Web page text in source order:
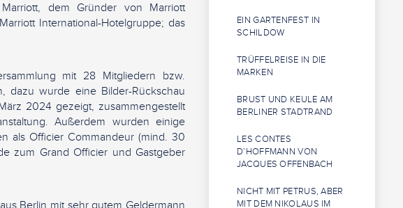
dem Gründer von Marriott
International-Hotelgruppe; das
mit 28 Mitgliedern bzw.
dazu wurde eine Bilder-Rückschau
2024 gezeigt, zusammengestellt
Außerdem wurden einige
als Officier Commandeur (mind. 30
zum Grand Officier und Gastgeber
Berlin mit sehr gutem Geldermann
EIN GARTENFEST IN
SCHILDOW
TRÜFFELREISE IN DIE
MARKEN
BRUST UND KEULE AM
BERLINER STADTRAND
LES CONTES
D’HOFFMANN VON
JACQUES OFFENBACH
NICHT MIT PETRUS, ABER
MIT DEM NIKOLAUS IM